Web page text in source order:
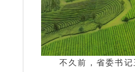
不久前，省委书